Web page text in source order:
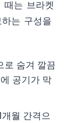
때는 브라켓
는 구성을
로 숨겨 깔끔
공기가 막
월 간격으